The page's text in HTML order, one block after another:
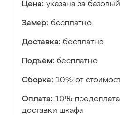
Цена: указана за
Замер: бесплатно
Доставка: бесплатно
Подъём: бесплатно
Сборка: 10% от
Оплата: 10%
доставки шкафа